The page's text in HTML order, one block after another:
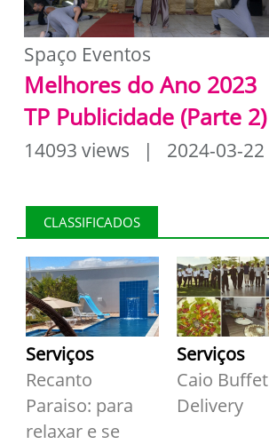
Spaço Eventos
Melhores do Ano 2023
TP Publicidade (Parte 2)
14093 views | 2024-03-22
CLASSIFICADOS
Serviços
Recanto
Paraiso: para
relaxar e se
Serviços
Caio Buffet
Delivery